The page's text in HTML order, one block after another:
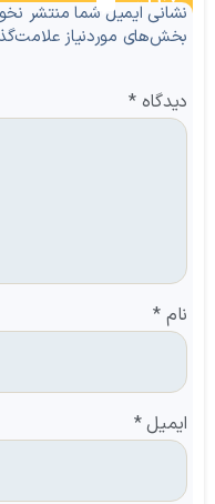
نظرات
نشانی ایمیل شما منتشر
بخش‌های موردنیاز
دیدگاه*
نام *
ایمیل*